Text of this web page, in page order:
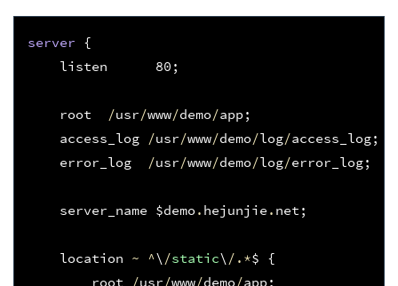
server {
listen
80 ;
root /usr/www/demo/app ;
access_log
/usr/www/demo/log/access_log;
error_log
/usr/www/demo/log/error_log;
server_name $demo . hejunjie . net ;
location ~ ^\ /static\ /.*$ {
root
/usr/www/demo/app ;